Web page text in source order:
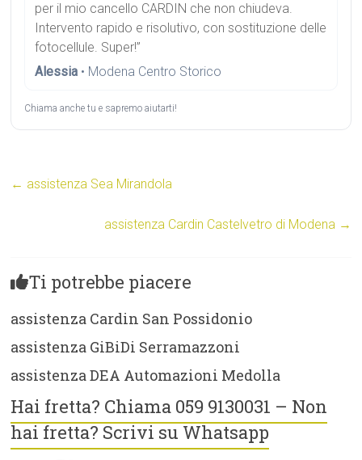
per il mio cancello CARDIN che non chiudeva.
Intervento rapido e risolutivo, con sostituzione delle
fotocellule. Super!”
Alessia • Modena Centro Storico
Chiama anche tu e sapremo aiutarti!
← assistenza Sea Mirandola
assistenza Cardin Castelvetro di Modena →
Ti potrebbe piacere
assistenza Cardin San Possidonio
assistenza GiBiDi Serramazzoni
assistenza DEA Automazioni Medolla
Hai fretta? Chiama 059 9130031 – Non
hai fretta? Scrivi su Whatsapp